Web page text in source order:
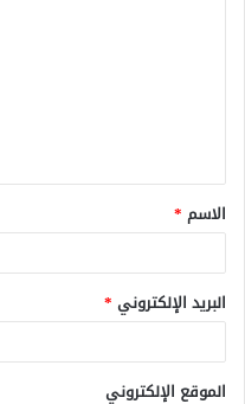
ق
*
الاسم *
البريد الإلكتروني *
الموقع الإلكتروني